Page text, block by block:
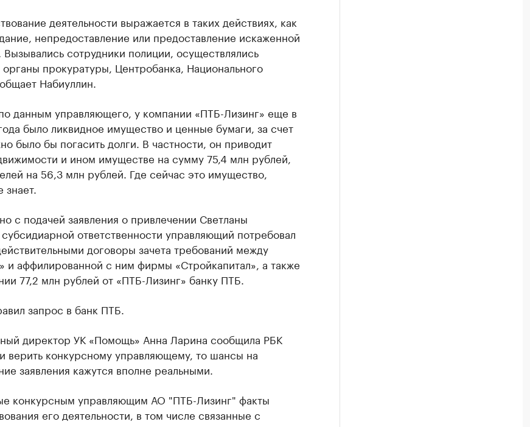
деятельности выражается в таких действиях, как
непредоставление или предоставление искаженной
сотрудники полиции, осуществлялись
прокуратуры, Центробанка, Национального
Набиуллин.
данным управляющего, у компании «ПТБ-Лизинг» еще в
было ликвидное имущество и ценные бумаги, за счет
было бы погасить долги. В частности, он приводит
и ином имуществе на сумму 75,4 млн рублей,
на 56,3 млн рублей. Где сейчас это имущество,
с подачей заявления о привлечении Светланы
ответственности управляющий потребовал
договоры зачета требований между
и аффилированной с ним фирмы «Стройкапитал», а также
77,2 млн рублей от «ПТБ-Лизинг» банку ПТБ.
запрос в банк ПТБ.
директор УК «Помощь» Анна Ларина сообщила РБК
верить конкурсному управляющему, то шансы на
заявления кажутся вполне реальными.
конкурсным управляющим АО "ПТБ-Лизинг" факты
его деятельности, в том числе связанные с